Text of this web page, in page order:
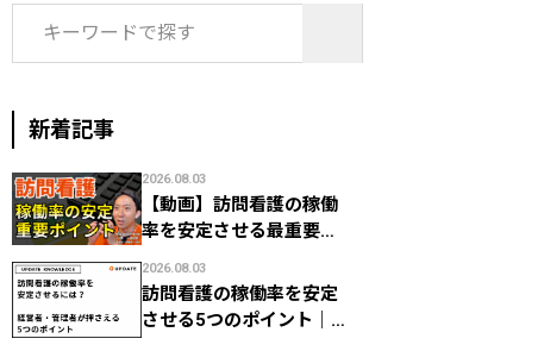
新着記事
2026.08.03
【動画】訪問看護の稼働
率を安定させる最重要ポ
残る？
2026.08.03
訪問看護の稼働率を安定
させる5つのポイント｜経